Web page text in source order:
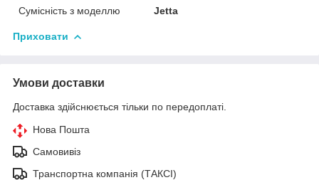
Сумісність з моделлю
Jetta
Приховати
Умови доставки
Доставка здійснюється тільки по передоплаті.
Нова Пошта
Самовивіз
Транспортна компанія (ТАКСІ)